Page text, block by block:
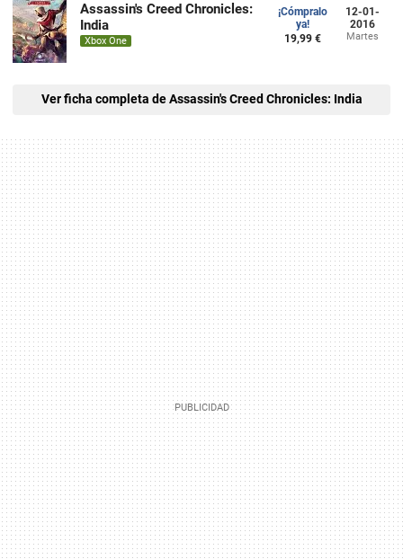
Assassin's Creed Chronicles:
India
Xbox One
¡Cómpralo
ya!
19,99 €
12-01-
2016
Martes
Ver ficha completa de Assassin's Creed Chronicles: India